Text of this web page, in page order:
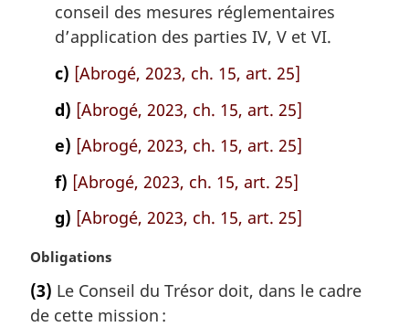
conseil des mesures réglementaires
d’application des parties IV, V et VI.
c) [Abrogé, 2023, ch. 15, art. 25]
d) [Abrogé, 2023, ch. 15, art. 25]
e) [Abrogé, 2023, ch. 15, art. 25]
f) [Abrogé, 2023, ch. 15, art. 25]
g) [Abrogé, 2023, ch. 15, art. 25]
N
t
e
Obligations
(3) Le Conseil du Trésor doit, dans le cadre
de cette mission :